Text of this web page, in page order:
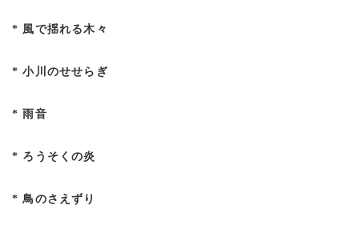
* 風で揺れる木々
* 小川のせせらぎ
* 雨音
* ろうそくの炎
* 鳥のさえずり